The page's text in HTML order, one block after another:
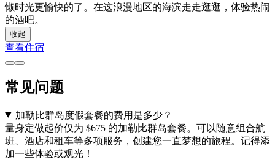
懒时光更愉快的了。在这浪漫地区的海滨走走逛逛，体验热闹
的酒吧。
收起
查看住宿
常见问题
加勒比群岛度假套餐的费用是多少？
量身定做起价仅为 $675 的加勒比群岛套餐。可以随意组合航
班、酒店和租车等多项服务，创建您一直梦想的旅程。记得添
加一些体验或观光！